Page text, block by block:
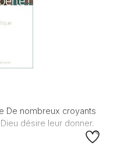
De nombreux croyants
désire leur donner.